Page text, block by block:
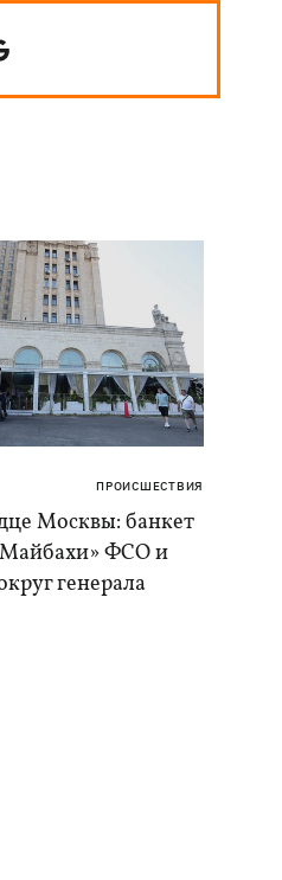
ПРОИСШЕСТВИЯ
Москвы: банкет
ФСО и
генерала